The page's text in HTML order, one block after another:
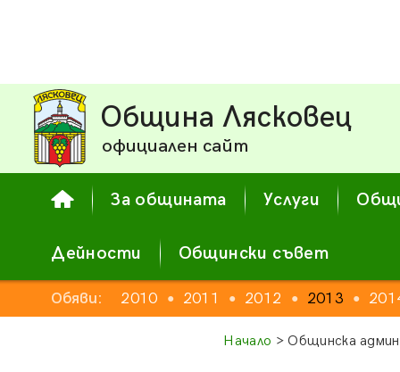
Община Лясковец
официален сайт
За общината Услуги
Дейности Общински съвет
Обяви: 2010 ● 2011 ● 2012 ● 2013 ●
Начало > Общинска